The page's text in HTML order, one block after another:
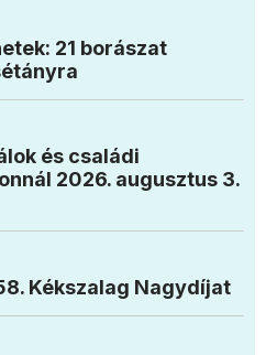
21 borászat
és családi
2026. augusztus 3.
Kékszalag Nagydíjat